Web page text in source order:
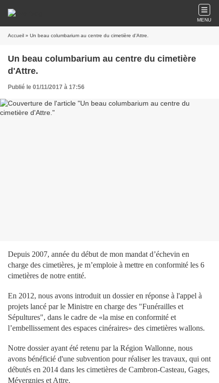
MENU
Accueil » Un beau columbarium au centre du cimetière d'Attre.
Un beau columbarium au centre du cimetière
d'Attre.
Publié le 01/11/2017 à 17:56
Depuis 2007, année du début de mon mandat d’échevin en
charge des cimetières, je m’emploie à mettre en conformité les 6
cimetières de notre entité.
En 2012, nous avons introduit un dossier en réponse à l'appel à
projets lancé par le Ministre en charge des "Funérailles et
Sépultures", dans le cadre de «la mise en conformité et
l’embellissement des espaces cinéraires» des cimetières wallons.
Notre dossier ayant été retenu par la Région Wallonne, nous
avons bénéficié d'une subvention pour réaliser les travaux, qui ont
débutés en 2014 dans les cimetières de Cambron-Casteau, Gages,
Mévergnies et Attre.